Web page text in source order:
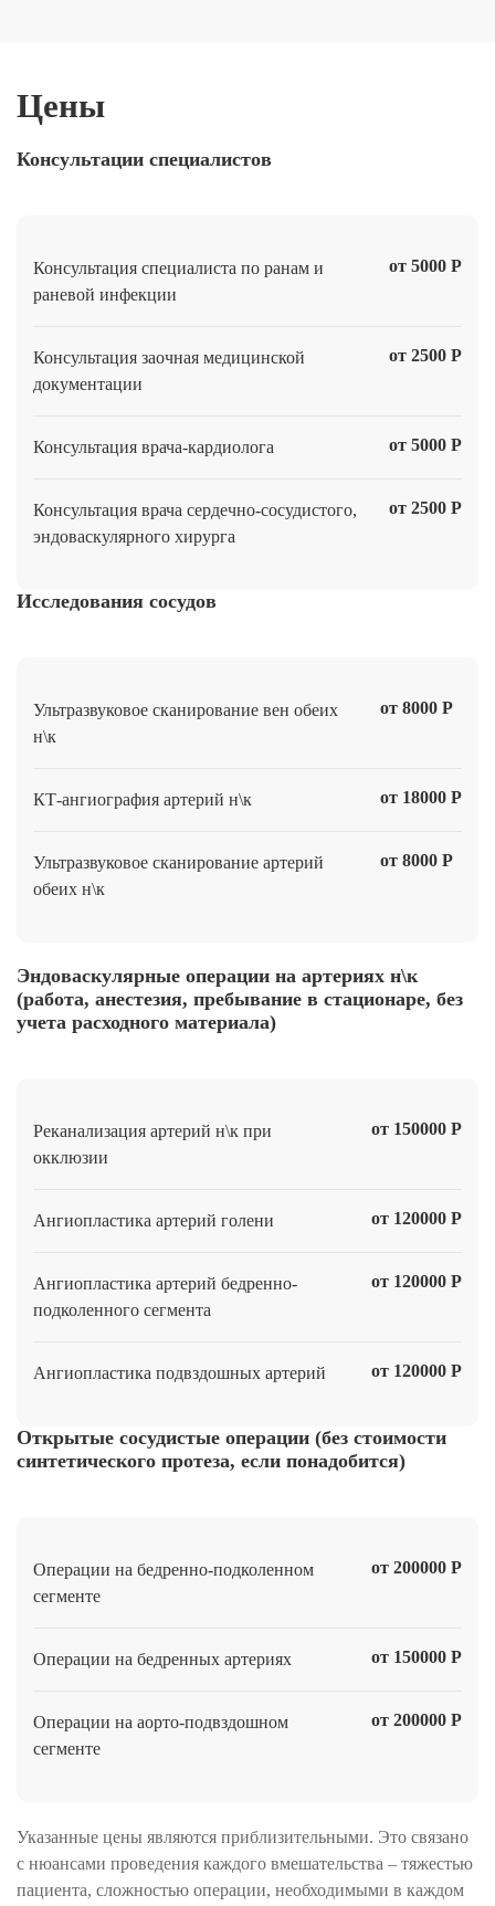
Цены
Консультации специалистов
Консультация специалиста по ранам и
раневой инфекции
от 5000 Р
Консультация заочная медицинской
документации
от 2500 Р
Консультация врача-кардиолога от 5000 Р
Консультация врача сердечно-сосудистого,
эндоваскулярного хирурга
от 2500 Р
Исследования сосудов
Ультразвуковое сканирование вен обеих
н\к
от 8000 Р
КТ-ангиография артерий н\к от 18000 Р
Ультразвуковое сканирование артерий
обеих н\к
от 8000 Р
Эндоваскулярные операции на артериях н\к
(работа, анестезия, пребывание в стационаре, без
учета расходного материала)
Реканализация артерий н\к при
окклюзии
от 150000 Р
Ангиопластика артерий голени от 120000 Р
Ангиопластика артерий бедренно-
подколенного сегмента
от 120000 Р
Ангиопластика подвздошных артерий от 120000 Р
Открытые сосудистые операции (без стоимости
синтетического протеза, если понадобится)
Операции на бедренно-подколенном
сегменте
от 200000 Р
Операции на бедренных артериях от 150000 Р
Операции на аорто-подвздошном
сегменте
от 200000 Р
Указанные цены являются приблизительными. Это связано
с нюансами проведения каждого вмешательства – тяжестью
пациента, сложностью операции, необходимыми в каждом